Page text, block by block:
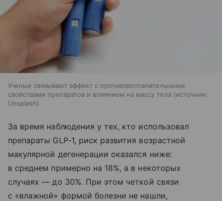
Ученые связывают эффект с противовоспалительными
свойствами препаратов и влиянием на массу тела
источник:
Unsplash
За время наблюдения у тех, кто использовал
препараты GLP‑1, риск развития возрастной
макулярной дегенерации оказался ниже:
в среднем примерно на 18%, а в некоторых
случаях — до 30%. При этом четкой связи
с «влажной» формой болезни не нашли,